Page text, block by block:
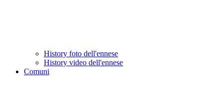
History foto dell'ennese
History video dell'ennese
Comuni